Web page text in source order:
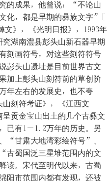
的成果，他曾说：“不论山
化，都是早期的彝族文字”[
文》，《光明日报》，1993年
湖南澧县彭头山新石器早期
刻画符号，对这些刻符符号
彭头山遗址是目前世界古文
上彭头山刻符前的草创阶
年左右的发展史，也不夸
刻符考证》，《江西文
贡金宝山出土的几个古彝文
已有1－1.2万年的历史。另
“甘肃大地湾彩绘符号”、
古蜀国泛三星堆范围内的文
读。宋代至明代以来，古蜀
阳市范围内都有发现，还被